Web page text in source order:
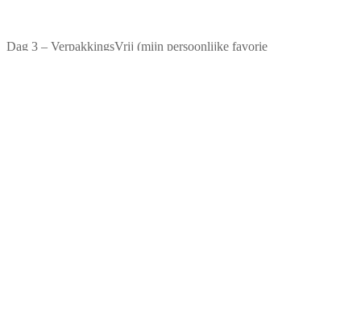
Dag 3 – VerpakkingsVrij (mijn persoonlijke favorie